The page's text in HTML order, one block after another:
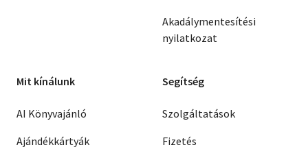
Akadálymentesítési
nyilatkozat
Mit kínálunk
AI Könyvajánló
Ajándékkártyák
Segítség
Szolgáltatások
Fizetés